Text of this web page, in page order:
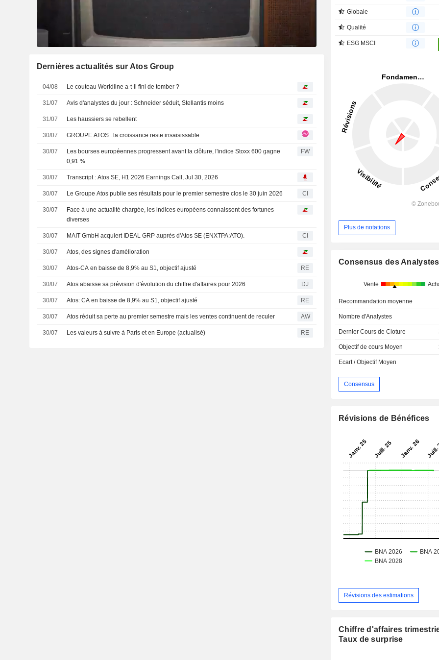
Dernières actualités sur Atos Group
04/08 Le couteau Worldline a-t-il fini de tomber ?
31/07 Avis d'analystes du jour : Schneider séduit, Stellantis moins
31/07 Les haussiers se rebellent
30/07 GROUPE ATOS : la croissance reste insaisissable
30/07
Les bourses européennes progressent avant la clôture, l'indice Stoxx 600 gagne
0,91 %
FW
30/07 Transcript : Atos SE, H1 2026 Earnings Call, Jul 30, 2026
30/07 Le Groupe Atos publie ses résultats pour le premier semestre clos le 30 juin 2026 CI
30/07
Face à une actualité chargée, les indices européens connaissent des fortunes
diverses
30/07 MAIT GmbH acquiert IDEAL GRP auprès d'Atos SE (ENXTPA:ATO). CI
30/07 Atos, des signes d'amélioration
30/07 Atos-CA en baisse de 8,9% au S1, objectif ajusté RE
30/07 Atos abaisse sa prévision d'évolution du chiffre d'affaires pour 2026 DJ
30/07 Atos: CA en baisse de 8,9% au S1, objectif ajusté RE
30/07 Atos réduit sa perte au premier semestre mais les ventes continuent de reculer AW
30/07 Les valeurs à suivre à Paris et en Europe (actualisé) RE
Globale
Qualité
ESG MSCI
Plus de notations
Consensus des Analystes
Vente
Recommandation moyenne
Nombre d'Analystes
Dernier Cours de Cloture
Objectif de cours Moyen
Ecart / Objectif Moyen
Consensus
Révisions de Bénéfices
Révisions des estimations
Chiffre d'affaires
Taux de surprise